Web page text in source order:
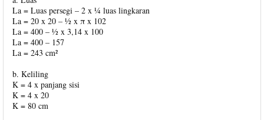
La = Luas persegi – 2 x ¼ luas lingkaran
La = 20 x 20 – ½ x π x 102
La = 400 – ½ x 3,14 x 100
La = 400 – 157
La = 243 cm²
b. Keliling
K = 4 x panjang sisi
K = 4 x 20
K = 80 cm